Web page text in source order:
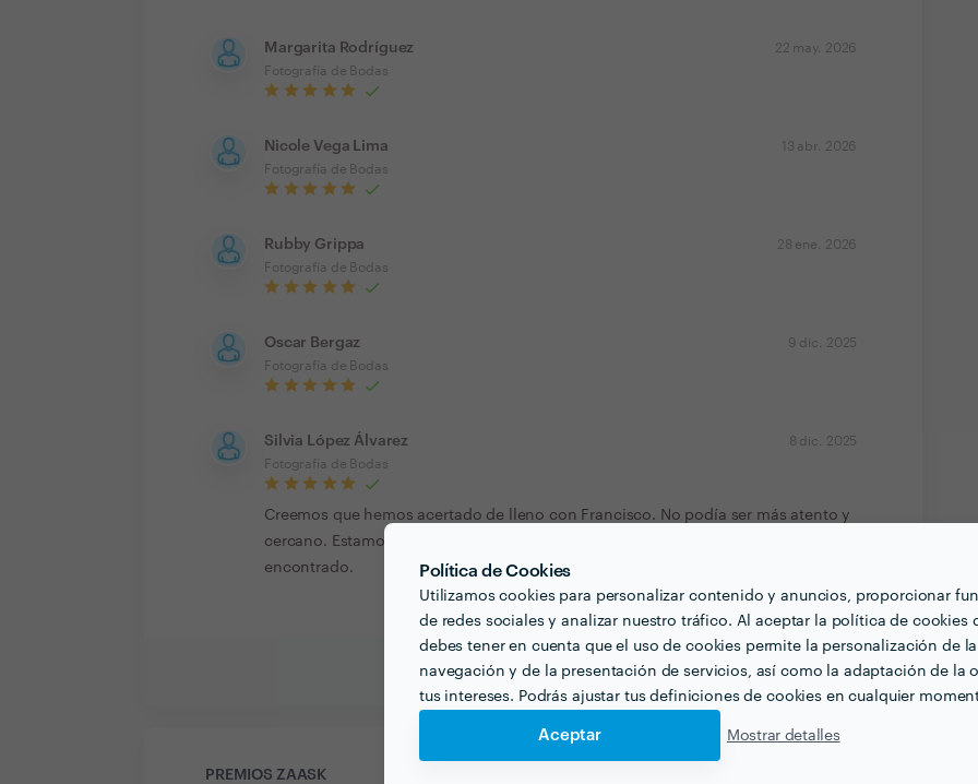
Política de Cookies
Utilizamos cookies para personalizar contenido y anuncios, proporcionar
de redes sociales y analizar nuestro tráfico. Al aceptar la política de cookies
debes tener en cuenta que el uso de cookies permite la personalización de la
navegación y de la presentación de servicios, así como la adaptación de la
tus intereses. Podrás ajustar tus definiciones de cookies en cualquier
Aceptar Mostrar detalles
Margarita Rodríguez
Fotografía de Bodas
22 may. 2026
Nicole Vega Lima
Fotografía de Bodas
13 abr. 2026
Rubby Grippa
Fotografía de Bodas
28 ene. 2026
Oscar Bergaz
Fotografía de Bodas
9 dic. 2025
Silvia López Álvarez
Fotografía de Bodas
8 dic. 2025
Creemos que hemos acertado de lleno con Francisco. No podía ser más atento y
cercano. Estamos súper contentos con la decisión y la suerte de haberlo
encontrado.
Ver más
PREMIOS ZAASK